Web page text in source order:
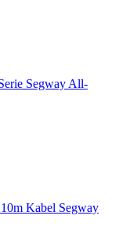
Segway All-
Segway